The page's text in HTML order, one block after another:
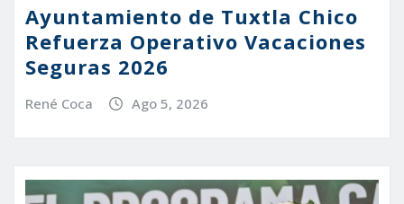
Ayuntamiento de Tuxtla Chico
Refuerza Operativo Vacaciones
Seguras 2026
René Coca Ago 5, 2026